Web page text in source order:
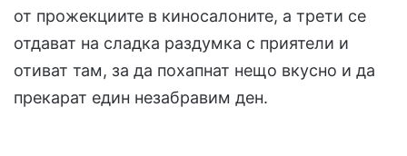
от прожекциите в киносалоните, а трети се
отдават на сладка раздумка с приятели и
отиват там, за да похапнат нещо вкусно и да
прекарат един незабравим ден.